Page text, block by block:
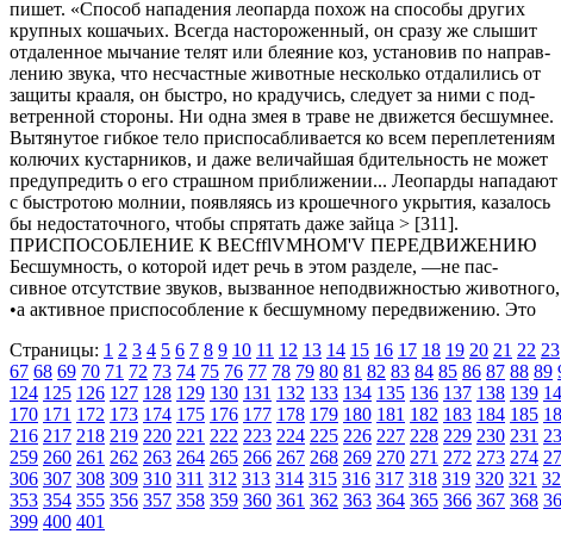
пишет. «Способ нападения леопарда похож на способы других
крупных кошачьих. Всегда настороженный, он сразу же слышит
отдаленное мычание телят или блеяние коз, установив по направ-
лению звука, что несчастные животные несколько отдалились от
защиты крааля, он быстро, но крадучись, следует за ними с под-
ветренной стороны. Ни одна змея в траве не движется бесшумнее.
Вытянутое гибкое тело приспосабливается ко всем переплетениям
колючих кустарников, и даже величайшая бдительность не может
предупредить о его страшном приближении... Леопарды нападают
с быстротою молнии, появляясь из крошечного укрытия, казалось
бы недостаточного, чтобы спрятать даже зайца > [311].
ПРИСПОСОБЛЕНИЕ К BECfflVMHOM'V ПЕРЕДВИЖЕНИЮ
Бесшумность, о которой идет речь в этом разделе, —не пас-
сивное отсутствие звуков, вызванное неподвижностью животного,
•а активное приспособление к бесшумному передвижению. Это
Страницы: 1 2 3 4 5 6 7 8 9 10 11 12 13 14 15 16 17 18 19 20 21 22 23
67 68 69 70 71 72 73 74 75 76 77 78 79 80 81 82 83 84 85 86 87 88 89
124 125 126 127 128 129 130 131 132 133 134 135 136 137 138 139
170 171 172 173 174 175 176 177 178 179 180 181 182 183 184 185
216 217 218 219 220 221 222 223 224 225 226 227 228 229 230 231
259 260 261 262 263 264 265 266 267 268 269 270 271 272 273 274
306 307 308 309 310 311 312 313 314 315 316 317 318 319 320 321
353 354 355 356 357 358 359 360 361 362 363 364 365 366 367 368
399 400 401